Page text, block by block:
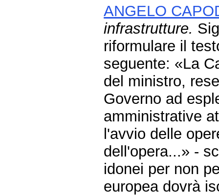
ANGELO
infrastrutture.
riformulare il
seguente: «La
del ministro,
Governo ad
amministrative
l'avvio delle
dell'opera...» -
idonei per non
europea dovrà